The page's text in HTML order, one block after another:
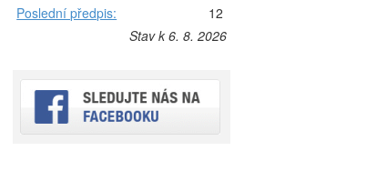
Poslední předpis:
12
Stav k 6. 8. 2026